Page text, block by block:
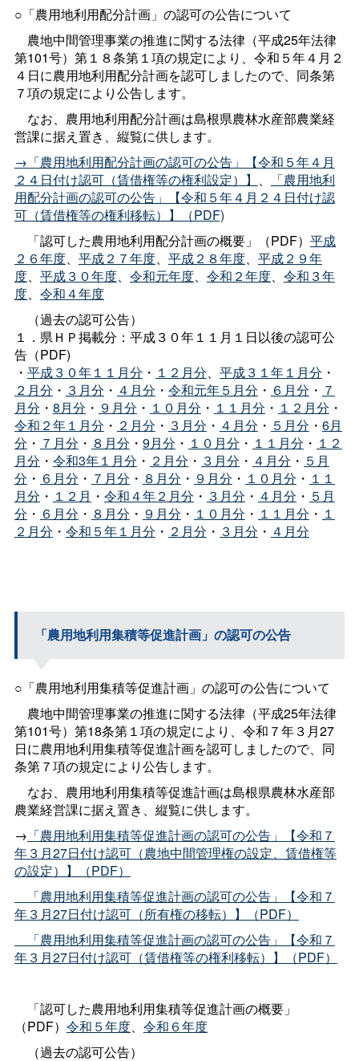
○「農用地利用配分計画」の認可の公告について
農地中間管理事業の推進に関する法律（平成25年法律
第101号）第１８条第１項の規定により、令和５年４月２
４日に農用地利用配分計画を認可しましたので、同条第
７項の規定により公告します。
なお、農用地利用配分計画は島根県農林水産部農業経
営課に据え置き、縦覧に供します。
→「農用地利用配分計画の認可の公告」【令和５年４月
２４日付け認可（賃借権等の権利設定）】 、
「農用地利
用配分計画の認可の公告」【令和５年４月２４日付け認
可（賃借権等の権利移転）】（PDF)
「認可した農用地利用配分計画の概要」（PDF） 平成
２６年度、 平成２７年度、 平成２８年度、 平成２９年
度、 平成３０年度、 令和元年度、 令和２年度、 令和３年
度、 令和４年度
（過去の認可公告）
１．県ＨＰ掲載分：平成３０年１１月１日以後の認可公
告（PDF)
・ 平成３０年１１月分 ・ １２月分、 平成３１年１月分 ・
２月分 ・ ３月分 ・ ４月分 ・ 令和元年５月分 ・ ６月分 ・ ７
月分 ・ 8月分 ・ ９月分 ・ １０月分 ・ １１月分 ・ １２月分 ・
令和２年１月分 ・ ２月分 ・ ３月分 ・ ４月分 ・ ５月分 ・ 6月
分 ・ ７月分 ・ ８月分 ・ 9月分 ・ １０月分 ・ １１月分 ・ １２
月分 ・ 令和3年１月分 ・ ２月分 ・ ３月分 ・ ４月分 ・ ５月
分 ・ ６月分 ・ ７月分 ・ ８月分 ・ ９月分 ・ １０月分 ・ １１
月分 ・ １２月 ・ 令和４年２月分 ・ ３月分 ・ ４月分 ・ ５月
分 ・ ６月分 ・ ８月分 ・ ９月分 ・ １０月分 ・ １１月分 ・ １
２月分 ・ 令和５年１月分 ・ ２月分 ・ ３月分 ・ ４月分
「農用地利用集積等促進計画」の認可の公告
○「農用地利用集積等促進計画」の認可の公告について
農地中間管理事業の推進に関する法律（平成25年法律
第101号）第18条第１項の規定により、令和７年３月27
日に農用地利用集積等促進計画を認可しましたので、同
条第７項の規定により公告します。
なお、農用地利用集積等促進計画は島根県農林水産部
農業経営課に据え置き、縦覧に供します。
→ 「農用地利用集積等促進計画の認可の公告」【令和７
年３月27日付け認可（農地中間管理権の設定、賃借権等
の設定）】（PDF）
「農用地利用集積等促進計画の認可の公告」【令和７
年３月27日付け認可（所有権の移転）】（PDF）
「農用地利用集積等促進計画の認可の公告」【令和７
年３月27日付け認可（賃借権等の権利移転）】（PDF）
「認可した農用地利用集積等促進計画の概要」
（PDF） 令和５年度、 令和６年度
（過去の認可公告）